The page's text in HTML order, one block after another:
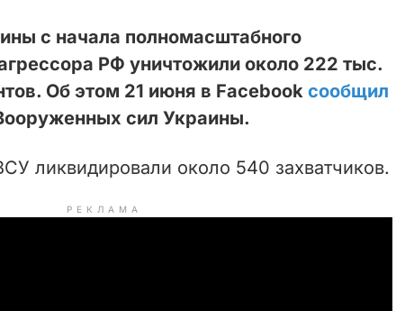
с начала полномасштабного
РФ уничтожили около 222 тыс.
Об этом 21 июня в Facebook сообщил
сил Украины.
ликвидировали около 540 захватчиков.
РЕКЛАМА